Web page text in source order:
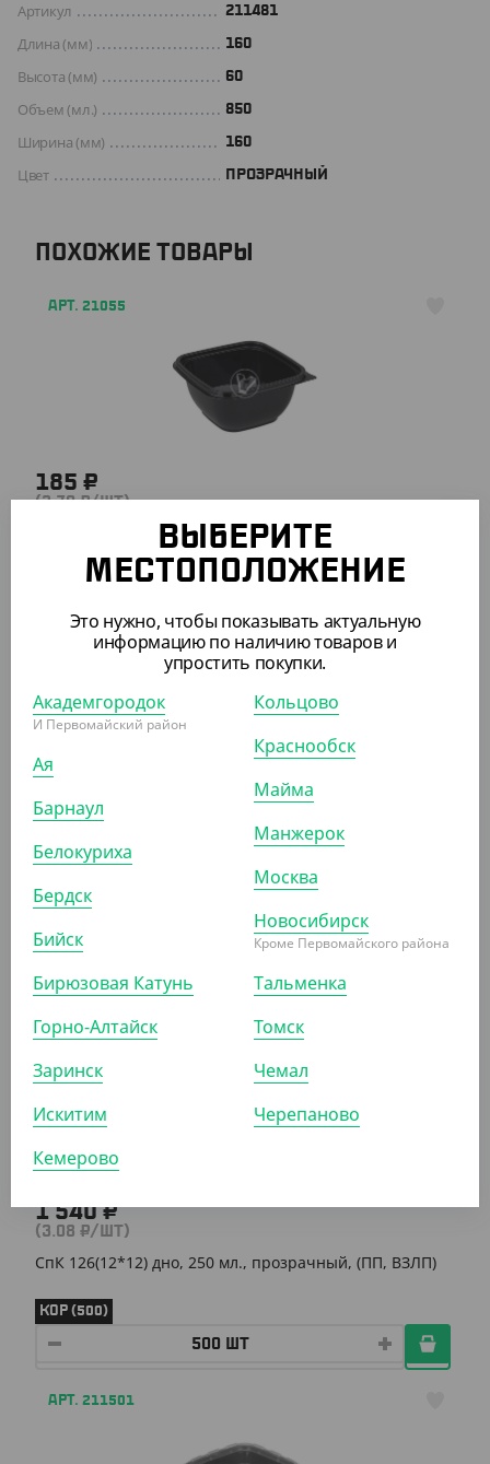
Артикул 211481
Длина (мм) 160
Высота (мм) 60
Объем (мл.) 850
Ширина (мм) 160
Цвет ПРОЗРАЧНЫЙ
ПОХОЖИЕ ТОВАРЫ
АРТ. 21055
185 ₽
(3.70 ₽/ШТ)
Контейнер СпК 126 , 500 мл, дно
УП (50) КОР (500)
1 540 ₽
(3.08 ₽/ШТ)
СпК 126(12*12) дно, 250 мл., черный, (ПП, ВЗЛП)
КОР (500)
АРТ. 2105204
1 540 ₽
(3.08 ₽/ШТ)
СпК 126(12*12) дно, 250 мл., прозрачный, (ПП, ВЗЛП)
КОР (500)
АРТ. 211501
ВЫБЕРИТЕ
МЕСТОПОЛОЖЕНИЕ
Это нужно, чтобы показывать актуальную
информацию по наличию товаров и
упростить покупки.
Академгородок
И Первомайский район
Ая
Барнаул
Белокуриха
Бердск
Бийск
Бирюзовая Катунь
Горно-Алтайск
Заринск
Искитим
Кемерово
Кольцово
Краснообск
Майма
Манжерок
Москва
Новосибирск
Кроме Первомайского района
Тальменка
Томск
Чемал
Черепаново